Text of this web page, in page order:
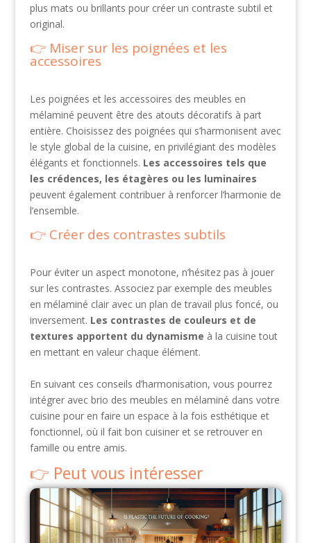
plus mats ou brillants pour créer un contraste subtil et
original.
Miser sur les poignées et les
accessoires
Les poignées et les accessoires des meubles en
mélaminé peuvent être des atouts décoratifs à part
entière. Choisissez des poignées qui s’harmonisent avec
le style global de la cuisine, en privilégiant des modèles
élégants et fonctionnels. Les accessoires tels que
les crédences, les étagères ou les luminaires
peuvent également contribuer à renforcer l’harmonie de
l’ensemble.
Créer des contrastes subtils
Pour éviter un aspect monotone, n’hésitez pas à jouer
sur les contrastes. Associez par exemple des meubles
en mélaminé clair avec un plan de travail plus foncé, ou
inversement. Les contrastes de couleurs et de
textures apportent du dynamisme à la cuisine tout
en mettant en valeur chaque élément.
En suivant ces conseils d’harmonisation, vous pourrez
intégrer avec brio des meubles en mélaminé dans votre
cuisine pour en faire un espace à la fois esthétique et
fonctionnel, où il fait bon cuisiner et se retrouver en
famille ou entre amis.
Peut vous intéresser